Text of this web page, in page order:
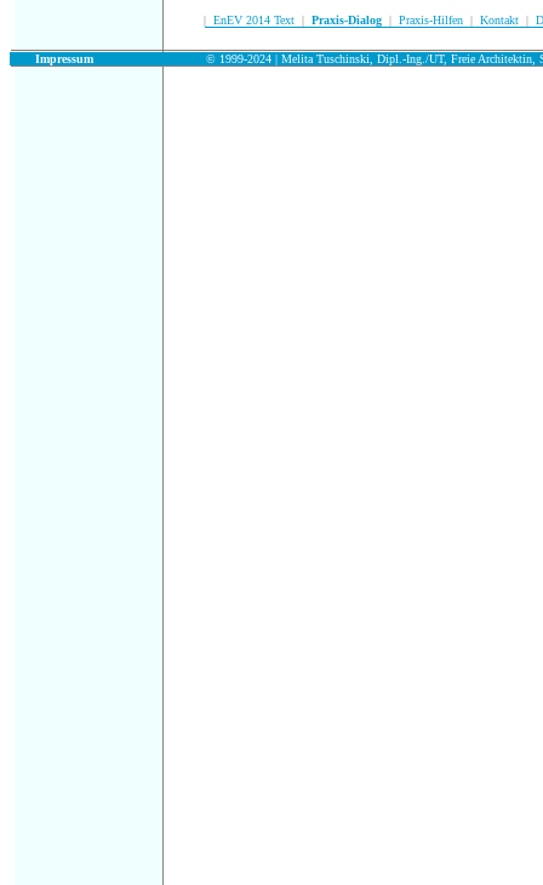
| EnEV 2014 Text | Praxis-Dialog | Praxis-Hilfen | Kontakt |
Impressum © 1999-2024 | Melita Tuschinski, Dipl.-Ing./UT, Freie Architektin,